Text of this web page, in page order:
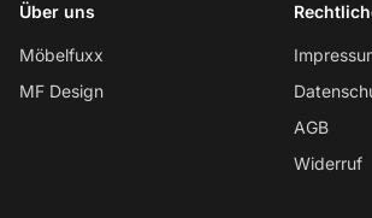
Über uns
Möbelfuxx
MF Design
AGB
Widerruf